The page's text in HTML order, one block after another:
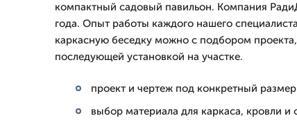
компактный садовый павильон. Компания
года. Опыт работы каждого нашего
каркасную беседку можно с подбором
последующей установкой на участке.
проект и чертеж под конкретный размер
выбор материала для каркаса, кровли и